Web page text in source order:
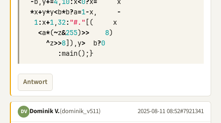
*x+y*y<b*b?a=1-x,
-
1:x+1, 32: "#." [(
x
<a*(~z&255)>> 8)
^z>>8]), y> b?0
:main();}
Antwort
DV Dominik V.(dominik_v511) 2025-08-11 08:52#7921341